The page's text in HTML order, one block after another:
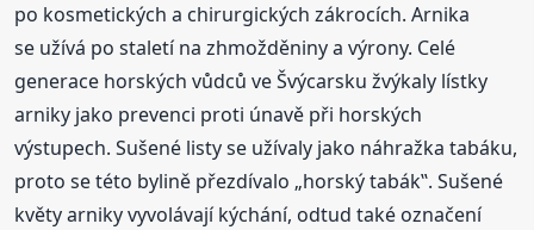
po kosmetických a chirurgických zákrocích. Arnika
se užívá po staletí na zhmožděniny a výrony. Celé
generace horských vůdců ve Švýcarsku žvýkaly lístky
arniky jako prevenci proti únavě při horských
výstupech. Sušené listy se užívaly jako náhražka tabáku,
proto se této bylině přezdívalo „horský tabák‟. Sušené
květy arniky vyvolávají kýchání, odtud také označení